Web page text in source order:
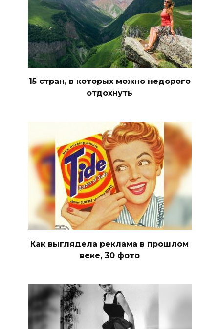
15 стран, в которых можно недорого
отдохнуть
Как выглядела реклама в прошлом
веке, 30 фото